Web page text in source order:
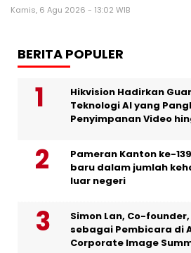
Kamis, 6 Agu 2026 - 13:02 WIB
BERITA POPULER
Hikvision Hadirkan
Teknologi AI yang
Penyimpanan Video
Pameran Kanton ke-
baru dalam jumlah
luar negeri
Simon Lan, Co-
sebagai Pembicara di
Corporate Image